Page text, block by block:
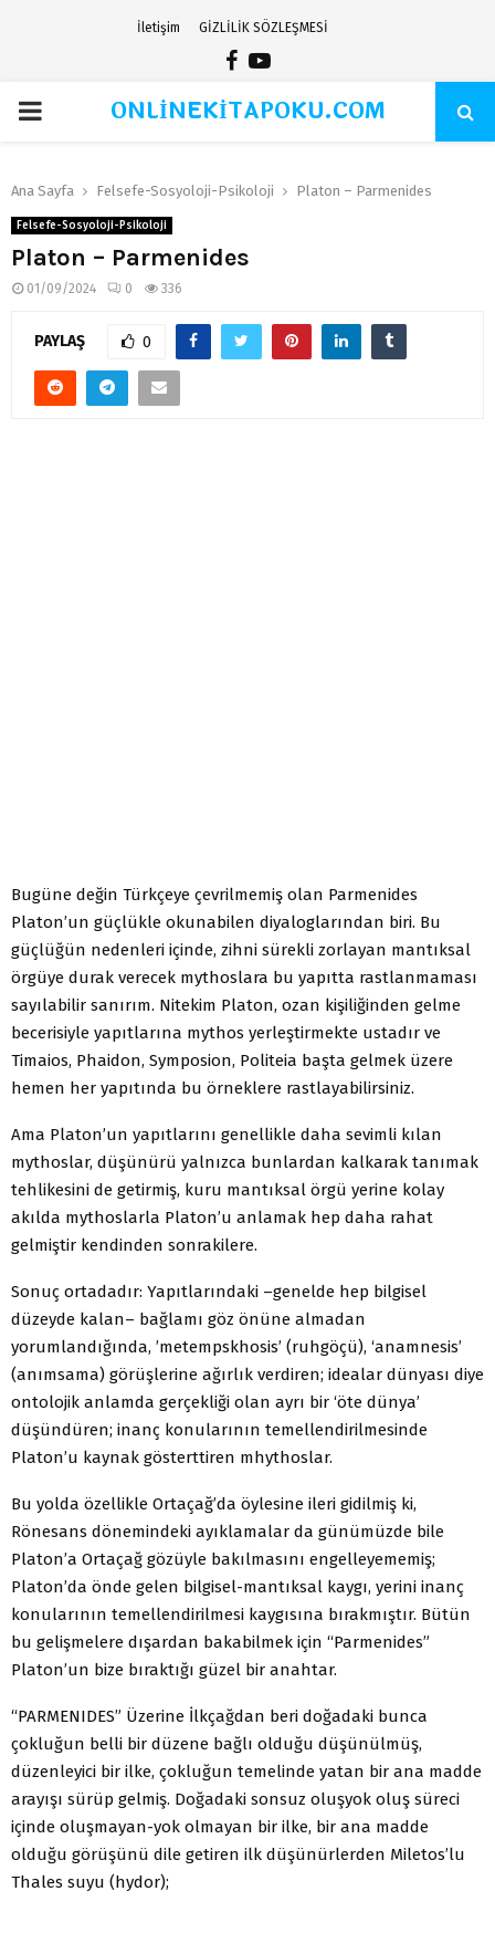
İletişim GİZLİLİK SÖZLEŞMESİ
Facebook
Youtube
PRIMARYONLİNEKİTAPOKU.COM
Ana Sayfa Felsefe-Sosyoloji-Psikoloji Platon – Parmenides
Felsefe-Sosyoloji-Psikoloji
Platon – Parmenides
01/09/2024 0 336
PAYLAŞ 0
Bugüne değin Türkçeye çevrilmemiş olan Parmenides
Platon’un güçlükle okunabilen diyaloglarından biri. Bu
güçlüğün nedenleri içinde, zihni sürekli zorlayan mantıksal
örgüye durak verecek mythoslara bu yapıtta rastlanmaması
sayılabilir sanırım. Nitekim Platon, ozan kişiliğinden gelme
becerisiyle yapıtlarına mythos yerleştirmekte ustadır ve
Timaios, Phaidon, Symposion, Politeia başta gelmek üzere
hemen her yapıtında bu örneklere rastlayabilirsiniz.
Ama Platon’un yapıtlarını genellikle daha sevimli kılan
mythoslar, düşünürü yalnızca bunlardan kalkarak tanımak
tehlikesini de getirmiş, kuru mantıksal örgü yerine kolay
akılda mythoslarla Platon’u anlamak hep daha rahat
gelmiştir kendinden sonrakilere.
Sonuç ortadadır: Yapıtlarındaki –genelde hep bilgisel
düzeyde kalan– bağlamı göz önüne almadan
yorumlandığında, ’metempskhosis’ (ruhgöçü), ‘anamnesis’
(anımsama) görüşlerine ağırlık verdiren; idealar dünyası diye
ontolojik anlamda gerçekliği olan ayrı bir ‘öte dünya’
düşündüren; inanç konularının temellendirilmesinde
Platon’u kaynak gösterttiren mhythoslar.
Bu yolda özellikle Ortaçağ’da öylesine ileri gidilmiş ki,
Rönesans dönemindeki ayıklamalar da günümüzde bile
Platon’a Ortaçağ gözüyle bakılmasını engelleyememiş;
Platon’da önde gelen bilgisel-mantıksal kaygı, yerini inanç
konularının temellendirilmesi kaygısına bırakmıştır. Bütün
bu gelişmelere dışardan bakabilmek için “Parmenides”
Platon’un bize bıraktığı güzel bir anahtar.
“PARMENIDES” Üzerine İlkçağdan beri doğadaki bunca
çokluğun belli bir düzene bağlı olduğu düşünülmüş,
düzenleyici bir ilke, çokluğun temelinde yatan bir ana madde
arayışı sürüp gelmiş. Doğadaki sonsuz oluşyok oluş süreci
içinde oluşmayan-yok olmayan bir ilke, bir ana madde
olduğu görüşünü dile getiren ilk düşünürlerden Miletos’lu
Thales suyu (hydor);